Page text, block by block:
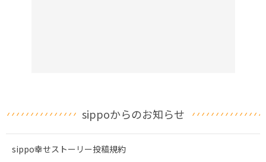
sippoからのお知らせ
sippo幸せストーリー投稿規約